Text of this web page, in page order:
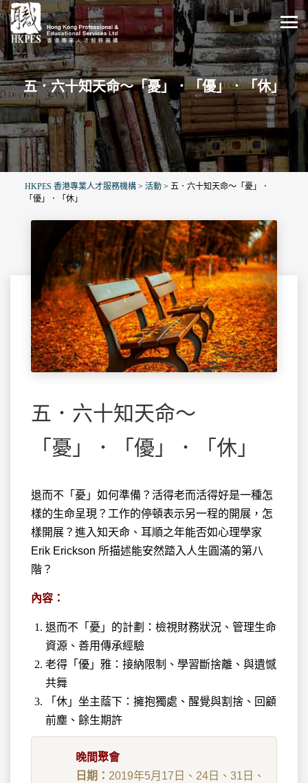
五．六十知天命～「憂」．「優」．「休」
HKPES 香港專業人才服務機構 > 活動 > 五．六十知天命～「憂」．
「優」．「休」
五．六十知天命～
「憂」．「優」．「休」
退而不「憂」如何準備？活得老而活得好是一種怎
樣的生命呈現？工作的停頓表示另一程的開展，怎
樣開展？進入知天命、耳順之年能否如心理學家
Erik Erickson 所描述能安然踏入人生圓滿的第八
階？
內容：
退而不「憂」的計劃：檢視財務狀況、管理生命
資源、善用傳承經驗
老得「優」雅：接納限制、學習斷捨離、與遺憾
共舞
「休」坐主蔭下：擁抱獨處、醒覺與割捨、回顧
前塵、餘生期許
晚間聚會
日期： 2019年5月17日、24日、31日、